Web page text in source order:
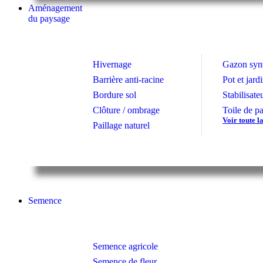
Aménagement
du paysage
Hivernage
Barrière anti-racine
Bordure sol
Clôture / ombrage
Paillage naturel
Gazon
Pot et
Toile de
Voir toute
Semence
Semence agricole